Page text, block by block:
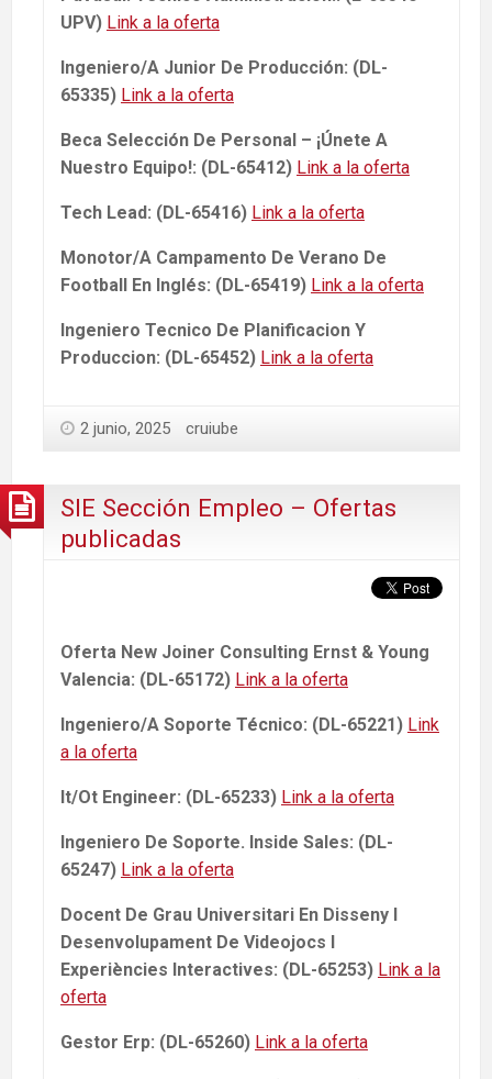
UPV) Link a la oferta
Ingeniero/A Junior De Producción: (DL-
65335) Link a la oferta
Beca Selección De Personal – ¡Únete A
Nuestro Equipo!: (DL-65412) Link a la oferta
Tech Lead: (DL-65416) Link a la oferta
Monotor/A Campamento De Verano De
Football En Inglés: (DL-65419) Link a la oferta
Ingeniero Tecnico De Planificacion Y
Produccion: (DL-65452) Link a la oferta
2 junio, 2025 cruiube
SIE Sección Empleo – Ofertas
publicadas
Oferta New Joiner Consulting Ernst & Young
Valencia: (DL-65172) Link a la oferta
Ingeniero/A Soporte Técnico: (DL-65221) Link
a la oferta
It/Ot Engineer: (DL-65233) Link a la oferta
Ingeniero De Soporte. Inside Sales: (DL-
65247) Link a la oferta
Docent De Grau Universitari En Disseny I
Desenvolupament De Videojocs I
Experiències Interactives: (DL-65253) Link a la
oferta
Gestor Erp: (DL-65260) Link a la oferta